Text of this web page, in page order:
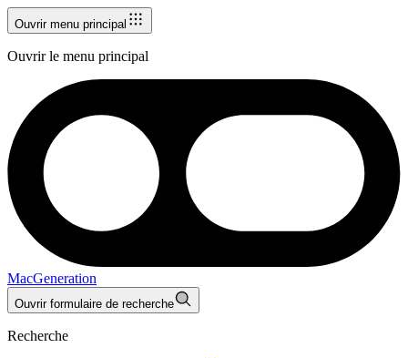
Ouvrir menu principal
Ouvrir le menu principal
MacGeneration
Ouvrir formulaire de recherche
Recherche